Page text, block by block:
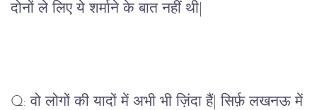
दोनों ले लिए ये शर्माने के बात नहीं थी|
Q: वो लोगों की यादों में अभी भी ज़िंदा हैं| सिर्फ़ लखनऊ में